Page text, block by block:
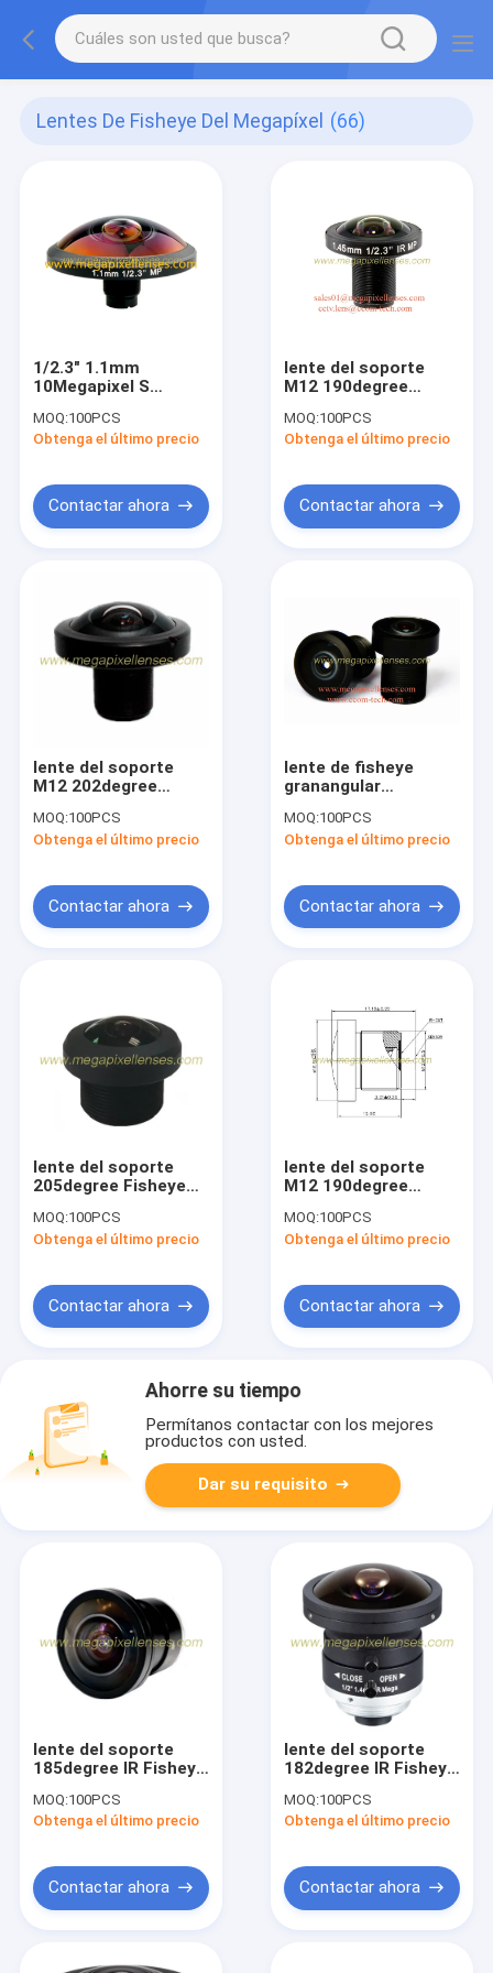
Lentes De Fisheye Del Megapíxel (66)
1/2.3" 1.1mm
10Megapixel S
grados Super ojo de
pez Lente para
Drone UAV 360VR
lente
MOQ:100PCS
Obtenga el último precio
Contactar ahora
lente del soporte
M12 190degree
1/2.3" de 1.45m m
10Megapixel S para
del UAV 360VR del
abejón
MOQ:100PCS
Obtenga el último precio
Contactar ahora
lente del soporte
M12 202degree
1.05m m 10Megapixel
S para IMX172
MOQ:100PCS
Obtenga el último precio
Contactar ahora
lente de fisheye
granangular
soporte de 1/3" de
~1/7.5" de 1.08m m
MOQ:100PCS
Obtenga el último precio
Contactar ahora
lente del soporte
205degree Fisheye
5Megapixe M12x0.5
para los sensores del
MOQ:100PCS
Obtenga el último precio
Contactar ahora
lente del soporte
M12 190degree
~1/2.3" de 1.62m m
5Megapixel S, lente
MOQ:100PCS
Obtenga el último precio
Contactar ahora
Ahorre su tiempo
Permítanos contactar con los mejores
productos con usted.
Dar su requisito
lente del soporte
185degree IR Fisheye
m F1.4 5Megapixe,
buena lente de
CS
MOQ:100PCS
Obtenga el último precio
Contactar ahora
lente del soporte
182degree IR Fisheye
Megapixe C/CS, lente
de cámara
MOQ:100PCS
Obtenga el último precio
Contactar ahora